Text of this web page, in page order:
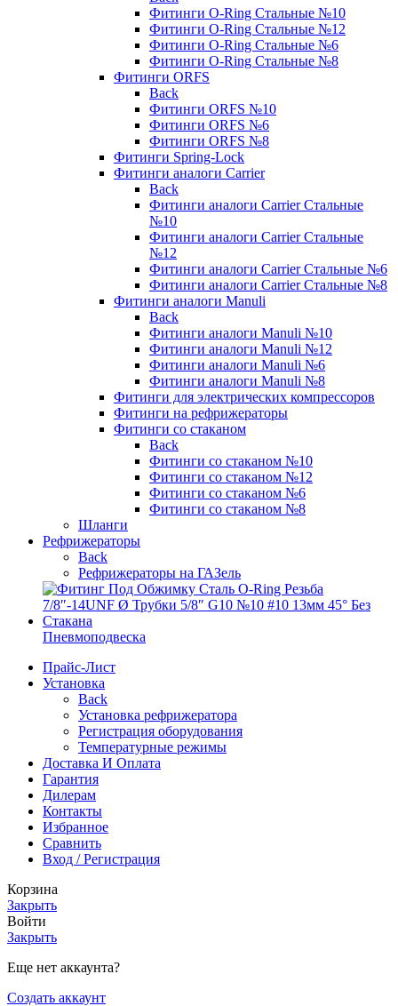
Фитинги O-Ring Стальные №10
Фитинги O-Ring Стальные №12
Фитинги O-Ring Стальные №6
Фитинги O-Ring Стальные №8
Фитинги ORFS
Back
Фитинги ORFS №10
Фитинги ORFS №6
Фитинги ORFS №8
Фитинги Spring-Lock
Фитинги аналоги Carrier
Back
Фитинги аналоги Carrier Стальные
№10
Фитинги аналоги Carrier Стальные
№12
Фитинги аналоги Carrier Стальные №6
Фитинги аналоги Carrier Стальные №8
Фитинги аналоги Manuli
Back
Фитинги аналоги Manuli №10
Фитинги аналоги Manuli №12
Фитинги аналоги Manuli №6
Фитинги аналоги Manuli №8
Фитинги для электрических компрессоров
Фитинги на рефрижераторы
Фитинги со стаканом
Back
Фитинги со стаканом №10
Фитинги со стаканом №12
Фитинги со стаканом №6
Фитинги со стаканом №8
Шланги
Рефрижераторы
Back
Рефрижераторы на ГАЗель
Пневмоподвеска
Прайс-Лист
Установка
Back
Установка рефрижератора
Регистрация оборудования
Температурные режимы
Доставка И Оплата
Гарантия
Дилерам
Контакты
Избранное
Сравнить
Вход / Регистрация
Корзина
Закрыть
Войти
Закрыть
Еще нет аккаунта?
Создать аккаунт